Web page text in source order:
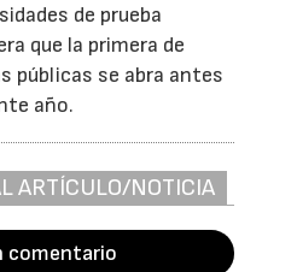
de prueba
que la primera de
públicas se abra antes
año.
ARTÍCULO/NOTICIA
comentario